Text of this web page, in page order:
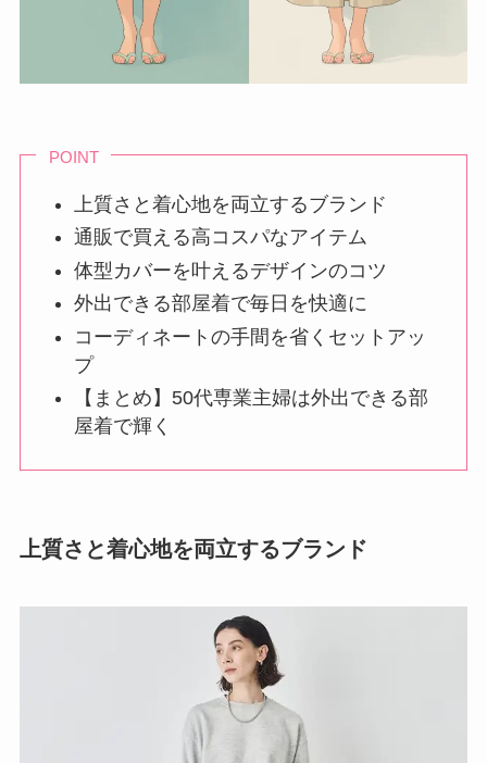
POINT
上質さと着心地を両立するブランド
通販で買える高コスパなアイテム
体型カバーを叶えるデザインのコツ
外出できる部屋着で毎日を快適に
コーディネートの手間を省くセットアッ
プ
【まとめ】50代専業主婦は外出できる部
屋着で輝く
上質さと着心地を両立するブランド